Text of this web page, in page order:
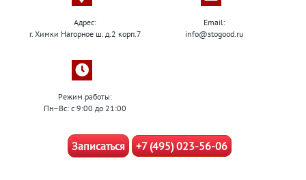
Адрес:
г. Химки Нагорное ш. д.2 корп.7
Email:
info@stogood.ru
Режим работы:
Пн–Вс: с 9:00 до 21:00
Записаться +7 (495) 023-56-06